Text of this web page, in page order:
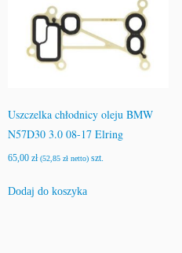
6
2
j
Uszczelka chłodnicy oleju BMW
N57D30 3.0 08-17 Elring
65,00 zł (52,85 zł netto) szt.
Dodaj do koszyka